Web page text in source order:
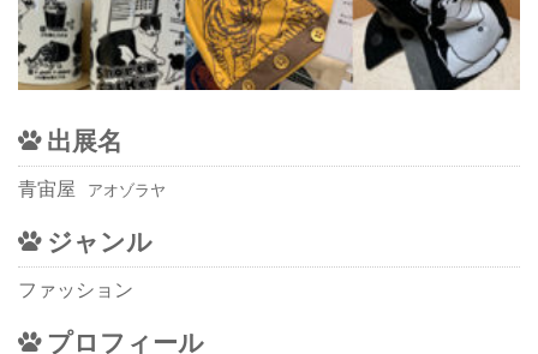
出展名
青宙屋 アオゾラヤ
ジャンル
ファッション
プロフィール